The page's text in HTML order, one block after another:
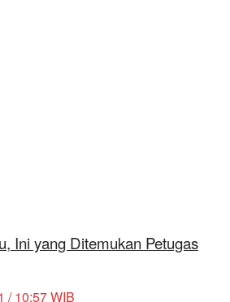
Ini yang Ditemukan Petugas
/ 10:57 WIB